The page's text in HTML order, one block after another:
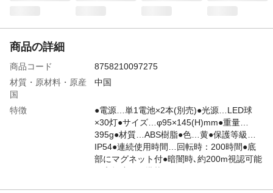
商品の詳細
商品コード
8758210097275
材質・原材料・原産
国
中国
特徴
●電源…単1電池×2本(別売)●光源…LED球
×30灯●サイズ…φ95×145(H)mm●重量…
395g●材質…ABS樹脂●色…黄●保護等級…
IP54●連続使用時間…回転時：200時間●底
部にマグネット付●暗闇時､約200m視認可能